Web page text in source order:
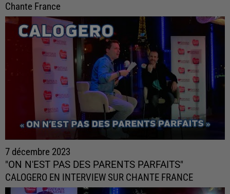
Chante France
7 décembre 2023
"ON N'EST PAS DES PARENTS PARFAITS"
CALOGERO EN INTERVIEW SUR CHANTE FRANCE